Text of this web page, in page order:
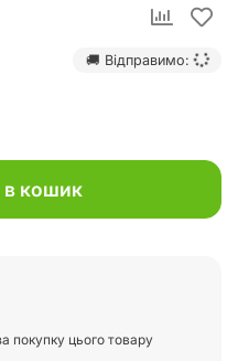
🚚 Відправимо:
кошик
покупку цього товару